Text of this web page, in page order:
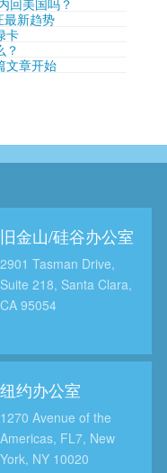
回美国吗？
最新趋势
卡
？
文章开始
旧金山/硅谷办公室
2901 Tasman Drive,
Suite 218, Santa Clara,
CA 95054
纽约办公室
1270 Avenue of the
Americas, FL7, New
York, NY 10020